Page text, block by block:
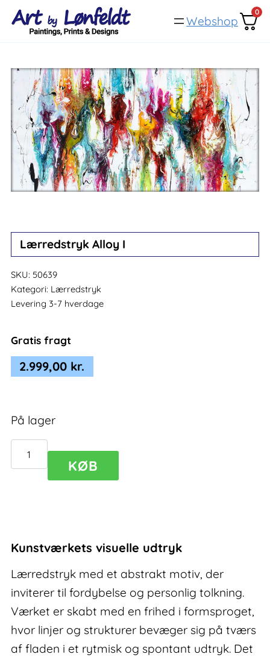
Spring
indhold
Webshop
0
Lærredstryk Alloy I
SKU: 50639
Kategori: Lærredstryk
Levering 3-7 hverdage
Gratis fragt
2.999,00 kr.
På lager
LærredstrykKØB
Kunstværkets visuelle udtryk
Lærredstryk med et abstrakt motiv, der
inviterer til fordybelse og personlig tolkning.
Værket er skabt med en frihed i formsproget,
hvor linjer og strukturer bevæger sig på tværs
af fladen i et rytmisk og spontant udtryk. Det